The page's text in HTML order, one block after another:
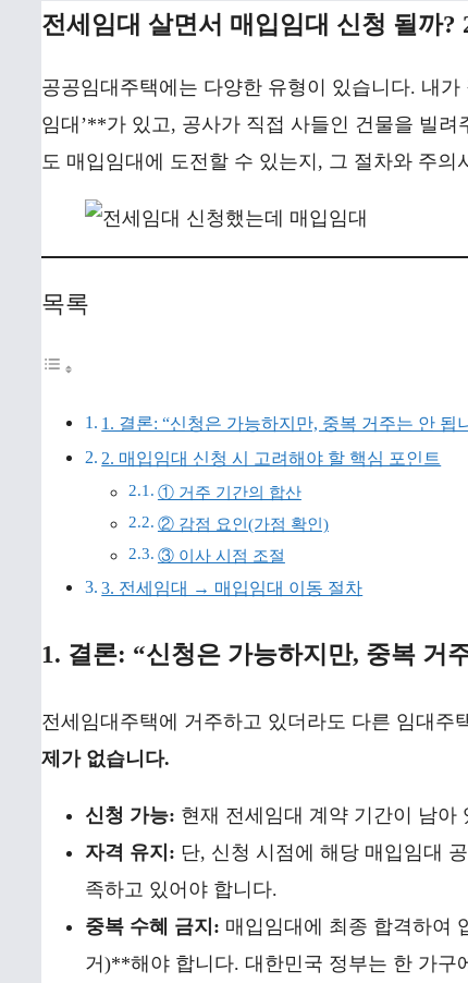
전세임대 살면서 매입임대 신청 될까?
공공임대주택에는 다양한 유형이 있습니다. 내
임대’**가 있고, 공사가 직접 사들인 건물을 빌
도 매입임대에 도전할 수 있는지, 그 절차와 주
목록
1. 결론: “신청은 가능하지만, 중복 거주는 안 됩
2. 매입임대 신청 시 고려해야 할 핵심 포인트
① 거주 기간의 합산
② 감점 요인(가점 확인)
③ 이사 시점 조절
3. 전세임대 → 매입임대 이동 절차
1. 결론: “신청은 가능하지만, 중복 거
전세임대주택에 거주하고 있더라도 다른 임대주
제가 없습니다.
신청 가능: 현재 전세임대 계약 기간이 남아
자격 유지: 단, 신청 시점에 해당 매입임대
족하고 있어야 합니다.
중복 수혜 금지: 매입임대에 최종 합격하여
거)**해야 합니다. 대한민국 정부는 한 가구